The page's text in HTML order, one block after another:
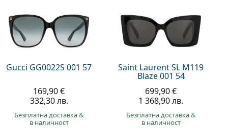
Gucci GG0022S 001 57
169,90 €
332,30 лв.
Безплатна доставка&
в наличност
Saint Laurent SL M119
Blaze 001 54
699,90 €
1 368,90 лв.
Безплатна доставка&
в наличност